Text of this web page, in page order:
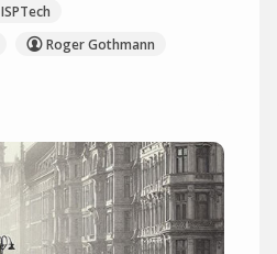
ISPTech
Roger Gothmann